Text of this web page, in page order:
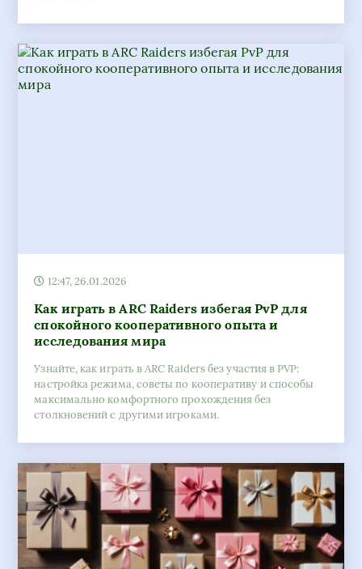
12:47, 26.01.2026
Как играть в ARC Raiders избегая PvP для
спокойного кооперативного опыта и
исследования мира
Узнайте, как играть в ARC Raiders без участия в PVP:
настройка режима, советы по кооперативу и способы
максимально комфортного прохождения без
столкновений с другими игроками.